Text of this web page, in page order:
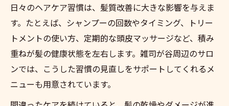
日々のヘアケア習慣は、髪質改善に大きな影響を与えま
す。たとえば、シャンプーの回数やタイミング、トリー
トメントの使い方、定期的な頭皮マッサージなど、積み
重ねが髪の健康状態を左右します。雑司が谷周辺のサロ
ンでは、こうした習慣の見直しをサポートしてくれるメ
ニューも用意されています。